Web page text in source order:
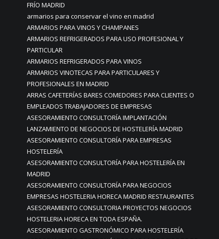
FRÍO MADRID
armarios para conservar el vino en madrid
ARMARIOS PARA VINOS Y CHAMPANES
ARMARIOS REFRIGERADOS PARA USO PROFESIONAL Y
PARTICULAR
ARMARIOS REFRIGERADOS PARA VINOS
ARMARIOS VINOTECAS PARA PARTICULARES Y
PROFESIONALES EN MADRID
ARRAS CAFETERÍAS BARES COMEDORES PARA CLIENTES O
EMPLEADOS TRABAJADORES DE EMPRESAS
ASESORAMIENTO CONSULTORÍA IMPLANTACIÓN
LANZAMIENTO DE NEGOCIOS DE HOSTELERÍA MADRID
ASESORAMIENTO CONSULTORÍA PARA EMPRESAS
HOSTELERÍA
ASESORAMIENTO CONSULTORÍA PARA HOSTELERÍA EN
MADRID
ASESORAMIENTO CONSULTORÍA PARA NEGOCIOS
EMPRESAS HOSTELERIA HORECA MADRID RESTAURANTES
ASESORAMIENTO CONSULTORIA PROYECTOS NEGOCIOS
HOSTELERIA HORECA EN TODA ESPAÑA.
ASESORAMIENTO GASTRONÓMICO PARA HOSTELERÍA